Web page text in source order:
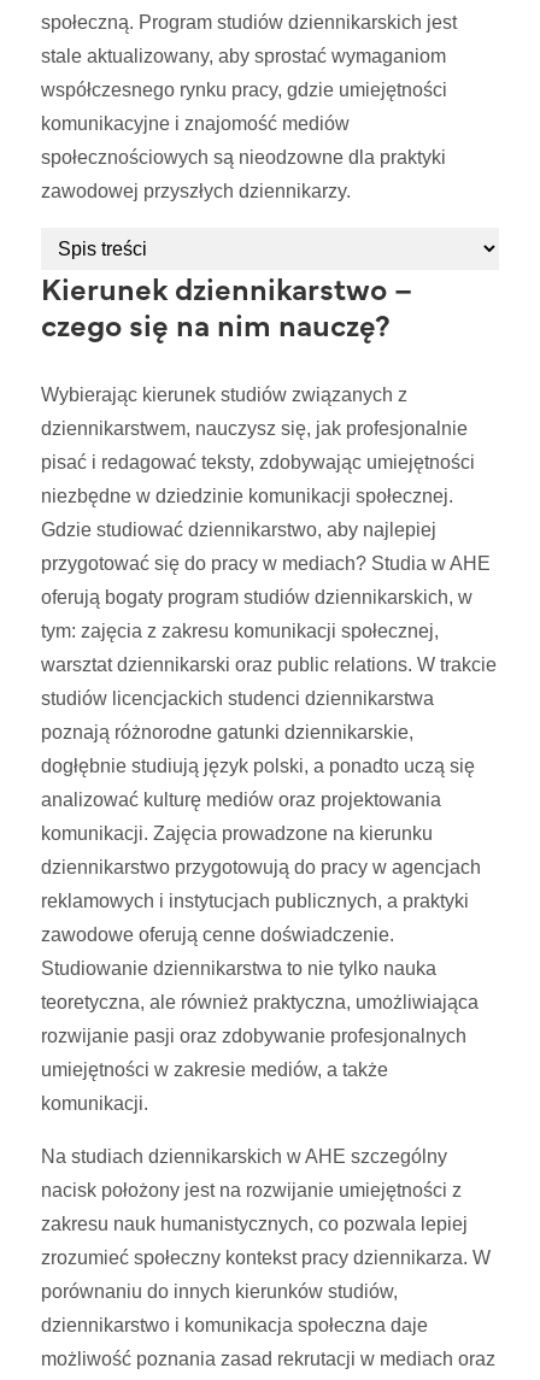
społeczną. Program studiów dziennikarskich jest
stale aktualizowany, aby sprostać wymaganiom
współczesnego rynku pracy, gdzie umiejętności
komunikacyjne i znajomość mediów
społecznościowych są nieodzowne dla praktyki
zawodowej przyszłych dziennikarzy.
Kierunek dziennikarstwo –
czego się na nim nauczę?
Wybierając kierunek studiów związanych z
dziennikarstwem, nauczysz się, jak profesjonalnie
pisać i redagować teksty, zdobywając umiejętności
niezbędne w dziedzinie komunikacji społecznej.
Gdzie studiować dziennikarstwo, aby najlepiej
przygotować się do pracy w mediach? Studia w AHE
oferują bogaty program studiów dziennikarskich, w
tym: zajęcia z zakresu komunikacji społecznej,
warsztat dziennikarski oraz public relations. W trakcie
studiów licencjackich studenci dziennikarstwa
poznają różnorodne gatunki dziennikarskie,
dogłębnie studiują język polski, a ponadto uczą się
analizować kulturę mediów oraz projektowania
komunikacji. Zajęcia prowadzone na kierunku
dziennikarstwo przygotowują do pracy w agencjach
reklamowych i instytucjach publicznych, a praktyki
zawodowe oferują cenne doświadczenie.
Studiowanie dziennikarstwa to nie tylko nauka
teoretyczna, ale również praktyczna, umożliwiająca
rozwijanie pasji oraz zdobywanie profesjonalnych
umiejętności w zakresie mediów, a także
komunikacji.
Na studiach dziennikarskich w AHE szczególny
nacisk położony jest na rozwijanie umiejętności z
zakresu nauk humanistycznych, co pozwala lepiej
zrozumieć społeczny kontekst pracy dziennikarza. W
porównaniu do innych kierunków studiów,
dziennikarstwo i komunikacja społeczna daje
możliwość poznania zasad rekrutacji w mediach oraz